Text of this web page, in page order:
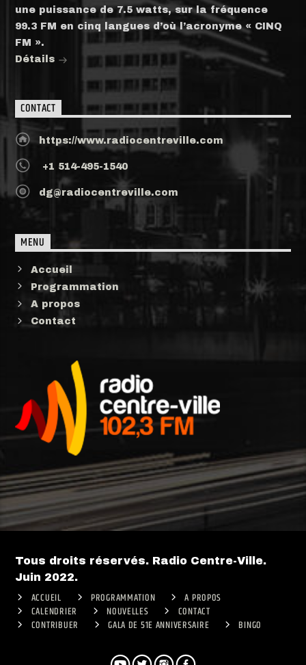
une puissance de 7.5 watts, sur la fréquence
99.3 FM en cinq langues d’où l’acronyme « CINQ
FM ».
Détails
CONTACT
https://www.radiocentreville.com
+1 514-495-1540
dg@radiocentreville.com
MENU
Accueil
Programmation
A propos
Contact
Tous droits réservés. Radio Centre-Ville.
Juin 2022.
ACCUEIL PROGRAMMATION
A PROPOS
CALENDRIER
NOUVELLES
CONTACT
CONTRIBUER
GALA DE 51E ANNIVERSAIRE BINGO